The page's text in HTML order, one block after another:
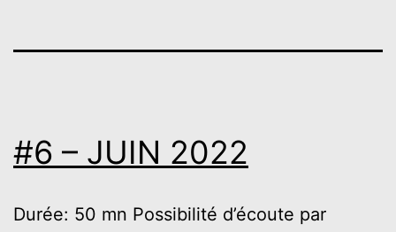
#6 – JUIN 2022
Durée: 50 mn Possibilité d’écoute par